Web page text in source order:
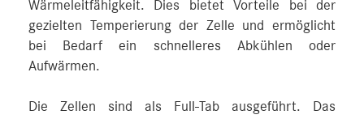
Wärmeleitfähigkeit. Dies bietet Vorteile bei der
gezielten Temperierung der Zelle und ermöglicht
bei Bedarf ein schnelleres Abkühlen oder
Aufwärmen.
Die Zellen sind als Full-Tab ausgeführt. Das